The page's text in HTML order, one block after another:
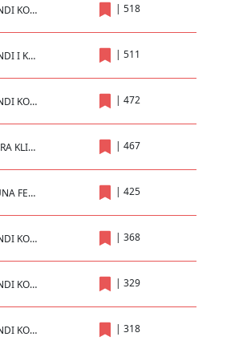
KUVENDI KOMUNAL | 518
KUVENDI I KOMUNES SE PRISHTINES | 511
KUVENDI KOMUNAL I PRIZRENIT | 472
QENDRA KLINIKE UNIVERSITARE E KOSOVES | 467
KOMUNA FERIZAJ | 425
KUVENDI KOMUNAL I KLINËS | 368
KUVENDI KOMUNAL LIPIJAN | 329
KUVENDI KOMUNAL MALISHEVE | 318